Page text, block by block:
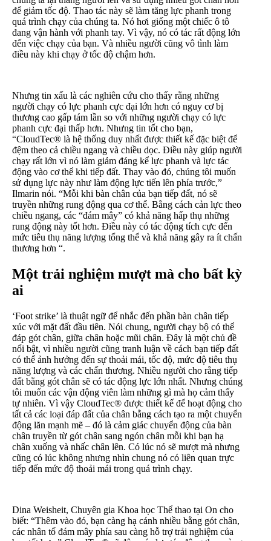
để giảm tốc độ. Thao tác này sẽ làm tăng lực phanh trong
quá trình chạy của chúng ta. Nó hơi giống một chiếc ô tô
đang vận hành với phanh tay. Vì vậy, nó có tác rất động lớn
đến việc chạy của bạn. Và nhiều người cũng vô tình làm
điều này khi chạy ở tốc độ chậm hơn.
Nhưng tin xấu là các nghiên cứu cho thấy rằng những
người chạy có lực phanh cực đại lớn hơn có nguy cơ bị
thương cao gấp tám lần so với những người chạy có lực
phanh cực đại thấp hơn. Nhưng tin tốt cho bạn,
“CloudTec® là hệ thống duy nhất được thiết kế đặc biệt để
đệm theo cả chiều ngang và chiều dọc. Điều này giúp người
chạy rất lớn vì nó làm giảm đáng kể lực phanh và lực tác
động vào cơ thể khi tiếp đất. Thay vào đó, chúng tôi muốn
sử dụng lực này như làm động lực tiến lên phía trước,”
Ilmarin nói. “Mỗi khi bàn chân của bạn tiếp đất, nó sẽ
truyền những rung động qua cơ thể. Bằng cách cản lực theo
chiều ngang, các “đám mây” có khả năng hấp thụ những
rung động này tốt hơn. Điều này có tác động tích cực đến
mức tiêu thụ năng lượng tổng thể và khả năng gây ra ít chấn
thương hơn “.
Một trải nghiệm mượt mà cho bất kỳ
ai
‘Foot strike’ là thuật ngữ để nhắc đến phần bàn chân tiếp
xúc với mặt đất đầu tiên. Nói chung, người chạy bộ có thể
đáp gót chân, giữa chân hoặc mũi chân. Đây là một chủ đề
nổi bật, vì nhiều người cũng tranh luận về cách bạn tiếp đất
có thể ảnh hưởng đến sự thoải mái, tốc độ, mức độ tiêu thụ
năng lượng và các chấn thương. Nhiều người cho rằng tiếp
đất bằng gót chân sẽ có tác động lực lớn nhất. Nhưng chúng
tôi muốn các vận động viên làm những gì mà họ cảm thấy
tự nhiên. Vì vậy CloudTec® được thiết kế để hoạt động cho
tất cả các loại đáp đất của chân bằng cách tạo ra một chuyển
động lăn mạnh mẽ – đó là cảm giác chuyển động của bàn
chân truyền từ gót chân sang ngón chân mỗi khi bạn hạ
chân xuống và nhấc chân lên. Có lúc nó sẽ mượt mà nhưng
cũng có lúc không nhưng nhìn chung nó có liên quan trực
tiếp đến mức độ thoải mái trong quá trình chạy.
Dina Weisheit, Chuyên gia Khoa học Thể thao tại On cho
biết: “Thêm vào đó, bạn càng hạ cánh nhiều bằng gót chân,
các nhân tố đám mây phía sau càng hỗ trợ trải nghiệm của